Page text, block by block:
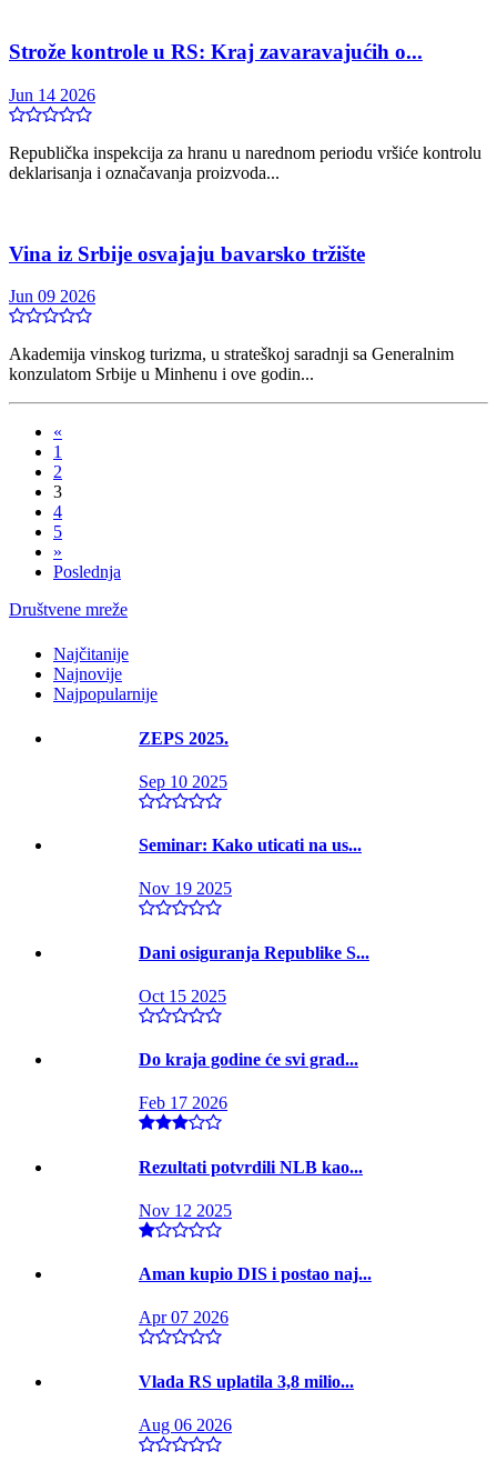
Strože kontrole u RS: Kraj zavaravajućih o...
Jun 14 2026
Republička inspekcija za hranu u narednom periodu vršiće kontrolu
deklarisanja i označavanja proizvoda...
Vina iz Srbije osvajaju bavarsko tržište
Jun 09 2026
Akademija vinskog turizma, u strateškoj saradnji sa Generalnim
konzulatom Srbije u Minhenu i ove godin...
«
1
2
3
4
5
»
Poslednja
Društvene mreže
Najčitanije
Najnovije
Najpopularnije
ZEPS 2025.
Sep 10 2025
Seminar: Kako uticati na us...
Nov 19 2025
Dani osiguranja Republike S...
Oct 15 2025
Do kraja godine će svi grad...
Feb 17 2026
Rezultati potvrdili NLB kao...
Nov 12 2025
Aman kupio DIS i postao naj...
Apr 07 2026
Vlada RS uplatila 3,8 milio...
Aug 06 2026